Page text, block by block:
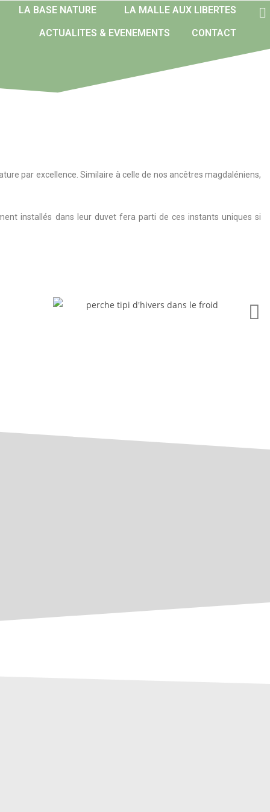
LA BASE NATURE
LA MALLE AUX LIBERTES
ACTUALITES & EVENEMENTS
CONTACT
par excellence. Similaire à celle de nos ancêtres magdaléniens,
installés dans leur duvet fera parti de ces instants uniques si